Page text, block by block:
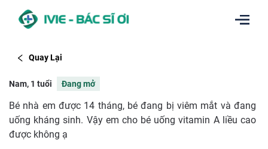
Quay Lại
Nam, 1 tuổi Đang mở
Bé nhà em được 14 tháng, bé đang bị viêm mắt và đang
uống kháng sinh. Vậy em cho bé uống vitamin A liều cao
được không ạ